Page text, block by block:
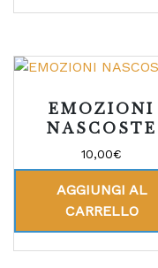
EMOZIONI
NASCOSTE
10,00€
AGGIUNGI AL
CARRELLO